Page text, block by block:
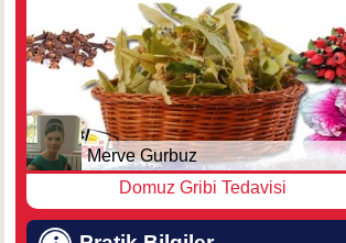
Merve Gurbuz
Domuz Gribi Tedavisi